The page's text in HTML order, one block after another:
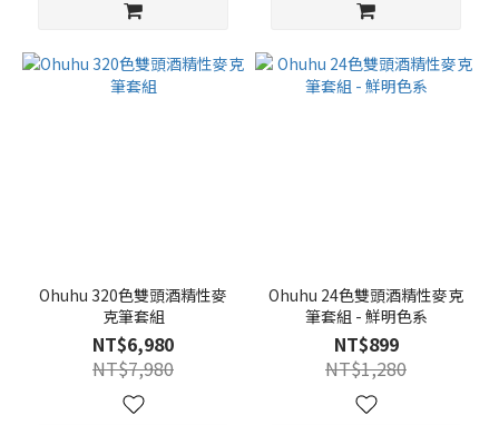
Ohuhu 320色雙頭酒精性麥
克筆套組
NT$6,980
NT$7,980
Ohuhu 24色雙頭酒精性麥克
筆套組 - 鮮明色系
NT$899
NT$1,280